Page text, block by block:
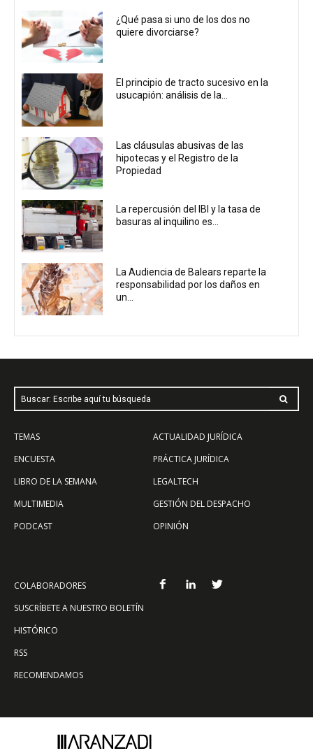
¿Qué pasa si uno de los dos no
quiere divorciarse?
El principio de tracto sucesivo en la
usucapión: análisis de la...
Las cláusulas abusivas de las
hipotecas y el Registro de la
Propiedad
La repercusión del IBI y la tasa de
basuras al inquilino es...
La Audiencia de Balears reparte la
responsabilidad por los daños en
un...
Buscar: Escribe aquí tu búsqueda
TEMAS
ENCUESTA
LIBRO DE LA SEMANA
MULTIMEDIA
PODCAST
ACTUALIDAD JURÍDICA
PRÁCTICA JURÍDICA
LEGALTECH
GESTIÓN DEL DESPACHO
OPINIÓN
COLABORADORES
SUSCRÍBETE A NUESTRO BOLETÍN
HISTÓRICO
RSS
RECOMENDAMOS